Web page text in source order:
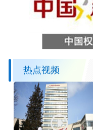
热点视频